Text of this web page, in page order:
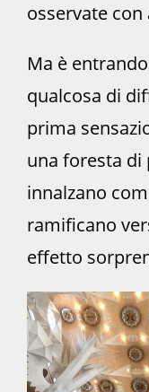
osservate con
Ma è
qualcosa di
prima
una foresta di
innalzano
ramificano
effetto